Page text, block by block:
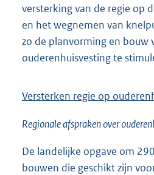
versterking van de regie op
en het wegnemen van
zo de planvorming en bouw
ouderenhuisvesting te
Versterken regie op
Regionale afspraken over
De landelijke opgave om
bouwen die geschikt zijn